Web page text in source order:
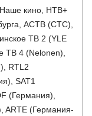
кино, НТВ+
АСТВ (СТС),
ТВ 2 (YLE
ТВ 4 (Nelonen),
RTL2
SAT1
(Германия),
ARTE (Германия-